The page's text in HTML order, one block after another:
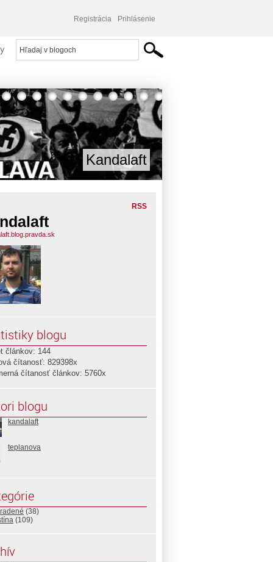
Registrácia Prihlásenie
Kandalaft
RSS
blogu
článkov: 144
čítanosť: 829398x
čítanosť článkov: 5760x
blogu
kandalaft
teplanova
(38)
(109)